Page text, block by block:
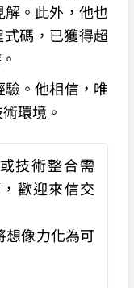
。此外，他也
碼，已獲得超
。他相信，唯
環境。
技術整合需
歡迎來信交
想像力化為可